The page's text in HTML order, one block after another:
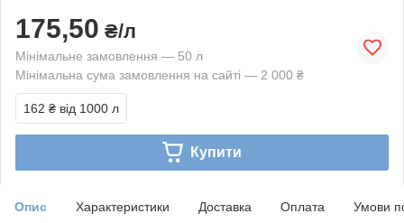
175,50 ₴/л
Мінімальне замовлення — 50 л
Мінімальна сума замовлення на сайті — 2 000 ₴
162 ₴ від 1000 л
Купити
Опис Характеристики Доставка Оплата Умови